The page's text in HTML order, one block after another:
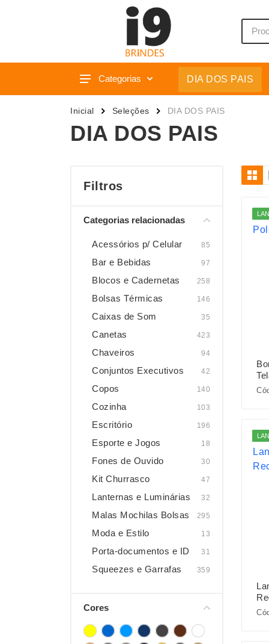
Categorias
Acessórios p/ Celular
Acessórios para Carros
Bar e Bebidas
Bolsas Térmicas
Bonés
Brinquedos
Canetas
DIA DOS PAIS
Inicial Seleções DIA DOS PAIS
DIA DOS PAIS
Filtros
Categorias relacionadas
Acessórios p/ Celular 85
Bar e Bebidas 97
Blocos e Cadernetas 258
Bolsas Térmicas 146
Caixas de Som 35
Canetas 423
Chaveiros 94
Conjuntos Executivos 42
Copos 140
Cozinha 103
Escritório 196
Esporte e Jogos 18
Fones de Ouvido 30
Kit Churrasco 47
Lanternas e Luminárias 32
Malas Mochilas Bolsas 295
Moda e Estilo 13
Porta-documentos e ID 31
Squeezes e Garrafas 359
Cores